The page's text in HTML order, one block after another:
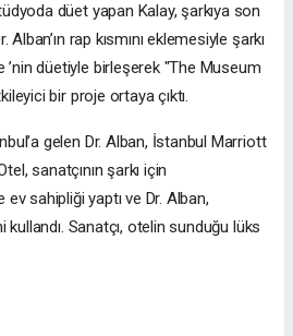
düet yapan Kalay, şarkıya son
rap kısmını eklemesiyle şarkı
’nin düetiyle birleşerek "The Museum
bir proje ortaya çıktı.
gelen Dr. Alban, İstanbul Marriott
sanatçının şarkı için
sahipliği yaptı ve Dr. Alban,
Sanatçı, otelin sunduğu lüks